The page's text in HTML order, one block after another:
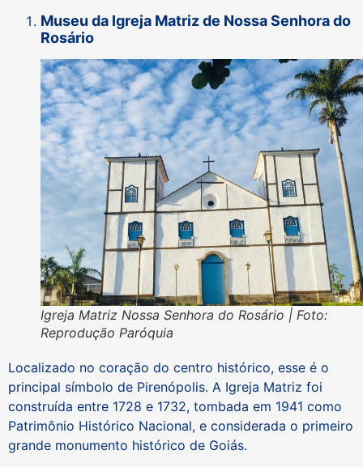
Museu da Igreja Matriz de Nossa Senhora do
Rosário
Igreja Matriz Nossa Senhora do Rosário | Foto:
Reprodução Paróquia
Localizado no coração do centro histórico, esse é o
principal símbolo de Pirenópolis. A Igreja Matriz foi
construída entre 1728 e 1732, tombada em 1941 como
Patrimônio Histórico Nacional, e considerada o primeiro
grande monumento histórico de Goiás.